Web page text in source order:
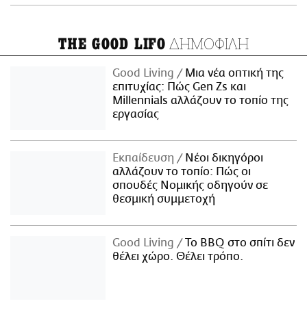
THE GOOD LIFO ΔΗΜΟΦΙΛΗ
Good Living
Μια νέα οπτική της
επιτυχίας: Πώς Gen Zs και
Millennials αλλάζουν το τοπίο της
εργασίας
Εκπαίδευση
Νέοι δικηγόροι
αλλάζουν το τοπίο: Πώς οι
σπουδές Νομικής οδηγούν σε
θεσμική συμμετοχή
Good Living
Το BBQ στο σπίτι δεν
θέλει χώρο. Θέλει τρόπο.